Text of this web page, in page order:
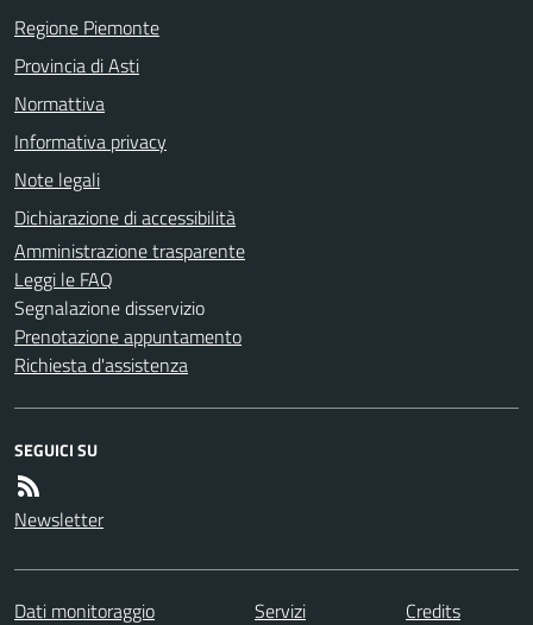
Regione Piemonte
Provincia di Asti
Normattiva
Informativa privacy
Note legali
Dichiarazione di accessibilità
Amministrazione trasparente
Leggi le FAQ
Segnalazione disservizio
Prenotazione appuntamento
Richiesta d'assistenza
SEGUICI SU
Newsletter
Dati monitoraggio Servizi
Credits